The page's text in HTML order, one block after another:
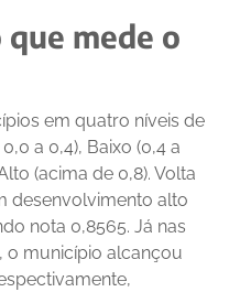
que mede o
em quatro níveis de
a 0,4), Baixo (0,4 a
(acima de 0,8). Volta
desenvolvimento alto
nota 0,8565. Já nas
o município alcançou